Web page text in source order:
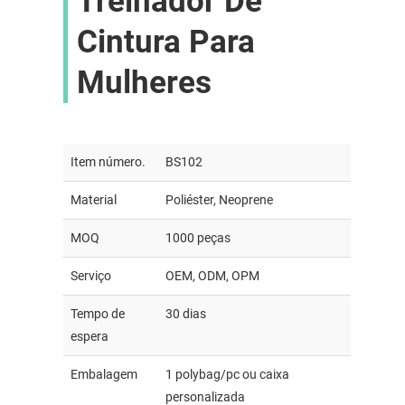
Cintura Para
Mulheres
Item número. BS102
Material Poliéster, Neoprene
MOQ 1000 peças
Serviço OEM, ODM, OPM
Tempo de
espera
30 dias
Embalagem
1 polybag/pc ou caixa
personalizada